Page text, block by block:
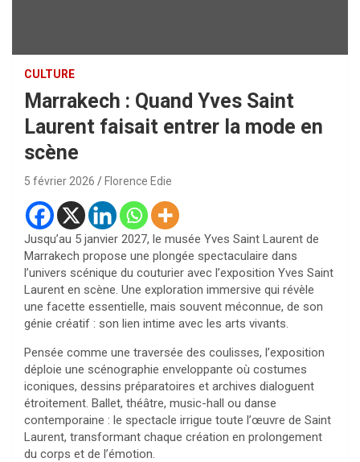
CULTURE
Marrakech : Quand Yves Saint
Laurent faisait entrer la mode en
scène
5 février 2026 Florence Edie
Jusqu’au 5 janvier 2027, le musée Yves Saint Laurent de
Marrakech propose une plongée spectaculaire dans
l’univers scénique du couturier avec l’exposition Yves Saint
Laurent en scène. Une exploration immersive qui révèle
une facette essentielle, mais souvent méconnue, de son
génie créatif : son lien intime avec les arts vivants.
Pensée comme une traversée des coulisses, l’exposition
déploie une scénographie enveloppante où costumes
iconiques, dessins préparatoires et archives dialoguent
étroitement. Ballet, théâtre, music-hall ou danse
contemporaine : le spectacle irrigue toute l’œuvre de Saint
Laurent, transformant chaque création en prolongement
du corps et de l’émotion.